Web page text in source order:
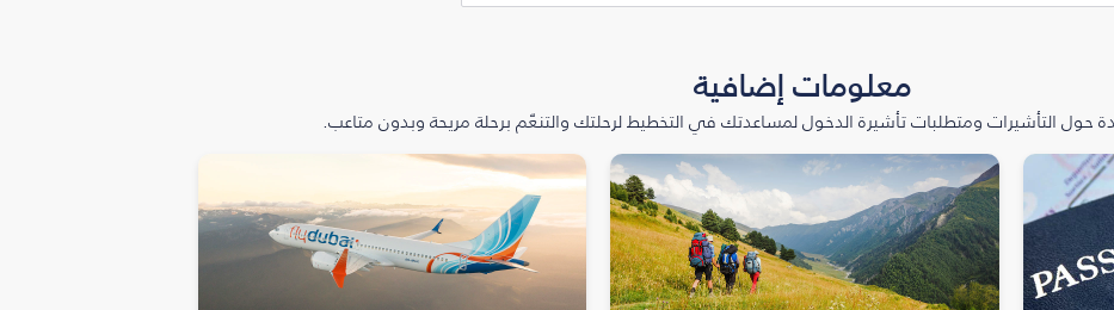
معلومات إضافية
حول التأشيرات ومتطلبات تأشيرة الدخول لمساعدتك في التخطيط لرحلتك والتنعّم برحلة مريحة وبدون متاعب.